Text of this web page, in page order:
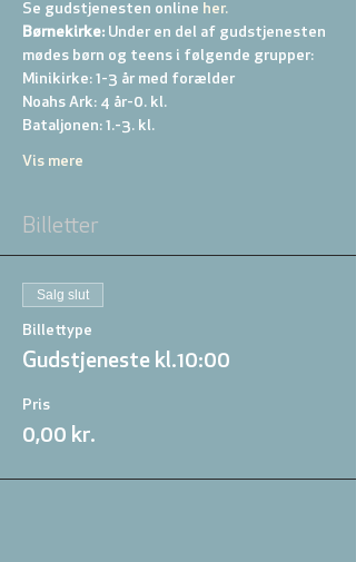
Se gudstjenesten online her.
Børnekirke: Under en del af gudstjenesten
mødes børn og teens i følgende grupper:
Minikirke: 1-3 år med forælder
Noahs Ark: 4 år-0. kl.
Bataljonen: 1.-3. kl.
Vis mere
Billetter
Salg slut
Billettype
Gudstjeneste kl.10:00
Pris
0,00 kr.